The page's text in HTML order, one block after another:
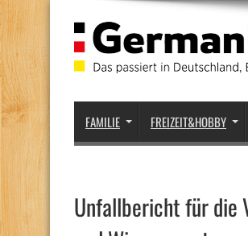
FAMILIE FREIZEIT&HOBBY
Unfallbericht für die